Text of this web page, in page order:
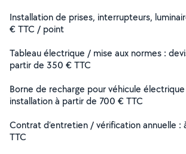
Installation de prises, interrupteurs,
€ TTC / point
Tableau électrique / mise aux normes :
partir de 350 € TTC
Borne de recharge pour véhicule électrique
installation à partir de 700 € TTC
Contrat d’entretien / vérification annuelle
TTC